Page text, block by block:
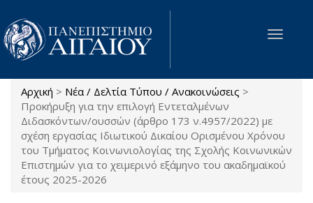
Παράκαμψη προς το κυρίως περιεχόμενο
Toggle
Είστε εδώ
Αρχική > Νέα / Δελτία Τύπου / Ανακοινώσεις >
Προκήρυξη για την επιλογή Εντεταλμένων
Διδασκόντων/ουσσών (άρθρο 173 ν.4957/2022) με
σχέση εργασίας Ιδιωτικού Δικαίου Ορισμένου Χρόνου
του Τμήματος Κοινωνιολογίας της Σχολής Κοινωνικών
Επιστημών για το χειμερινό εξάμηνο του ακαδημαϊκού
έτους 2025-2026